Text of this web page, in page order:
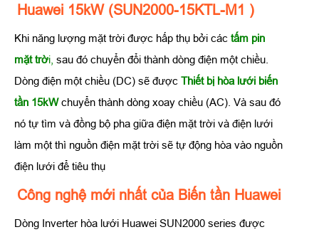
Huawei 15kW (SUN2000-15KTL-M1 )
Khi năng lượng mặt trời được hấp thụ bởi các tấm pin
mặt trời, sau đó chuyển đổi thành dòng điện một chiều.
Dòng điện một chiều (DC) sẽ được Thiết bị hòa lưới biến
tần 15kWchuyển thành dòng xoay chiều (AC). Và sau đó
nó tự tìm và đồng bộ pha giữa điện mặt trời và điện lưới
làm một thì nguồn điện mặt trời sẽ tự động hòa vào nguồn
điện lưới để tiêu thụ
Công nghệ mới nhất của Biến tần Huawei
Dòng Inverter hòa lưới Huawei SUN2000 series được